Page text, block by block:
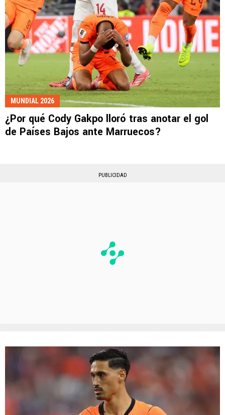
MUNDIAL 2026
¿Por qué Cody Gakpo lloró tras anotar el gol
de Países Bajos ante Marruecos?
PUBLICIDAD